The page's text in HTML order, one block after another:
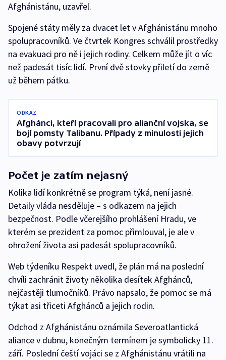
Afghánistánu, uzavřel.
Spojené státy měly za dvacet let v Afghánistánu mnoho
spolupracovníků. Ve čtvrtek Kongres schválil prostředky
na evakuaci pro ně i jejich rodiny. Celkem může jít o víc
než padesát tisíc lidí. První dvě stovky přiletí do země
už během pátku.
ODKAZ
Afghánci, kteří pracovali pro alianční vojska, se
bojí pomsty Talibanu. Případy z minulosti jejich
obavy potvrzují
Počet je zatím nejasný
Kolika lidí konkrétně se program týká, není jasné.
Detaily vláda nesděluje – s odkazem na jejich
bezpečnost. Podle včerejšího prohlášení Hradu, ve
kterém se prezident za pomoc přimlouval, je ale v
ohrožení života asi padesát spolupracovníků.
Web týdeníku Respekt uvedl, že plán má na poslední
chvíli zachránit životy několika desítek Afghánců,
nejčastěji tlumočníků. Právo napsalo, že pomoc se má
týkat asi třiceti Afghánců a jejich rodin.
Odchod z Afghánistánu oznámila Severoatlantická
aliance v dubnu, konečným termínem je symbolicky 11.
září. Poslední čeští vojáci se z Afghánistánu vrátili na